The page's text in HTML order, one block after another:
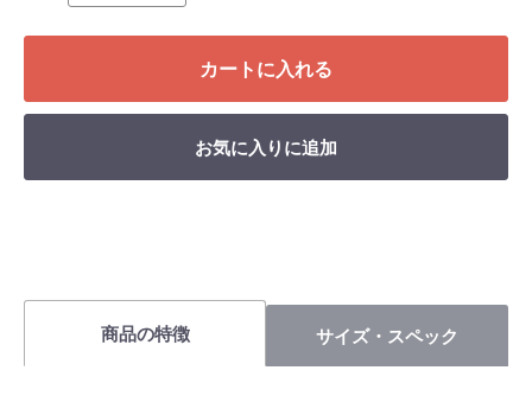
カートに入れる
お気に入りに追加
商品の特徴 サイズ・スペック